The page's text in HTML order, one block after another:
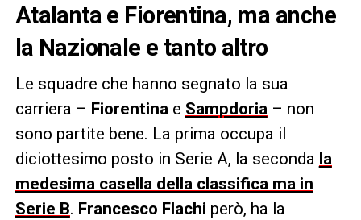
Atalanta e Fiorentina, ma anche
la Nazionale e tanto altro
Le squadre che hanno segnato la sua
carriera – Fiorentina e Sampdoria – non
sono partite bene. La prima occupa il
diciottesimo posto in Serie A, la seconda la
medesima casella della classifica ma in
Serie B. Francesco Flachi però, ha la